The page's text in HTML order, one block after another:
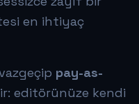
en ihtiyaç
pay-as-
editörünüze kendi